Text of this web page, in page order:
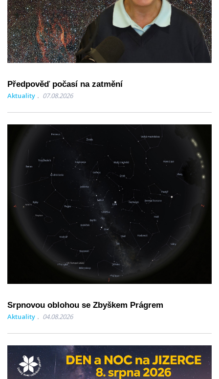
Předpověď počasí na zatmění
Aktuality 07.08.2026
Srpnovou oblohou se Zbyškem Prágrem
Aktuality 04.08.2026